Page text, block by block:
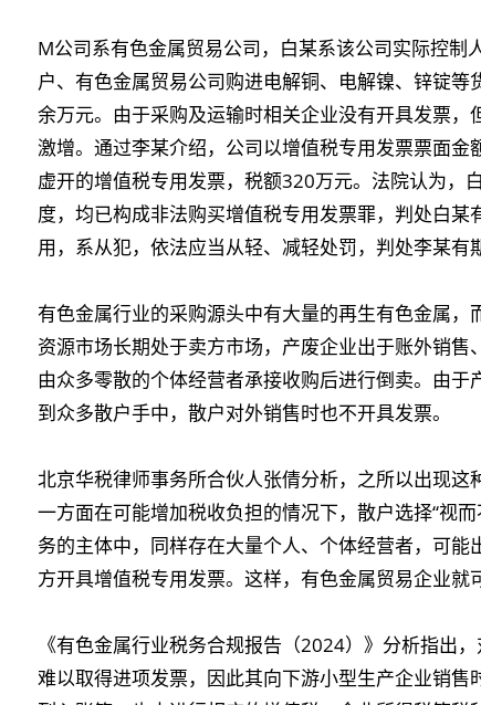
M公司系有色金属贸易公司，白某系该公司实际控
户、有色金属贸易公司购进电解铜、电解镍、锌锭
余万元。由于采购及运输时相关企业没有开具发票
激增。通过李某介绍，公司以增值税专用发票票面
虚开的增值税专用发票，税额320万元。法院认为，
度，均已构成非法购买增值税专用发票罪，判处白
用，系从犯，依法应当从轻、减轻处罚，判处李某有
有色金属行业的采购源头中有大量的再生有色金属
资源市场长期处于卖方市场，产废企业出于账外销
由众多零散的个体经营者承接收购后进行倒卖。由
到众多散户手中，散户对外销售时也不开具发票。
北京华税律师事务所合伙人张倩分析，之所以出现
一方面在可能增加税收负担的情况下，散户选择“视
务的主体中，同样存在大量个人、个体经营者，可
方开具增值税专用发票。这样，有色金属贸易企业就
《有色金属行业税务合规报告（2024）》分析指出
难以取得进项发票，因此其向下游小型生产企业销